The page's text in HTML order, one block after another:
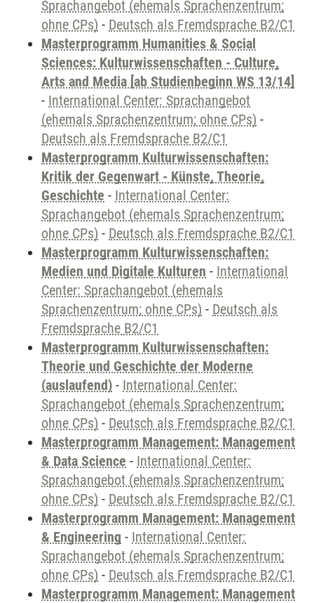
Sprachangebot (ehemals Sprachenzentrum;
ohne CPs) - Deutsch als Fremdsprache B2/C1
Masterprogramm Humanities & Social
Sciences: Kulturwissenschaften - Culture,
Arts and Media [ab Studienbeginn WS 13/14]
- International Center: Sprachangebot
(ehemals Sprachenzentrum; ohne CPs) -
Deutsch als Fremdsprache B2/C1
Masterprogramm Kulturwissenschaften:
Kritik der Gegenwart - Künste, Theorie,
Geschichte - International Center:
Sprachangebot (ehemals Sprachenzentrum;
ohne CPs) - Deutsch als Fremdsprache B2/C1
Masterprogramm Kulturwissenschaften:
Medien und Digitale Kulturen - International
Center: Sprachangebot (ehemals
Sprachenzentrum; ohne CPs) - Deutsch als
Fremdsprache B2/C1
Masterprogramm Kulturwissenschaften:
Theorie und Geschichte der Moderne
(auslaufend) - International Center:
Sprachangebot (ehemals Sprachenzentrum;
ohne CPs) - Deutsch als Fremdsprache B2/C1
Masterprogramm Management: Management
& Data Science - International Center:
Sprachangebot (ehemals Sprachenzentrum;
ohne CPs) - Deutsch als Fremdsprache B2/C1
Masterprogramm Management: Management
& Engineering - International Center:
Sprachangebot (ehemals Sprachenzentrum;
ohne CPs) - Deutsch als Fremdsprache B2/C1
Masterprogramm Management: Management